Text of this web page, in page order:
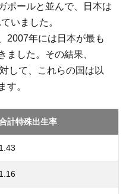
ポールと並んで、日本は
いました。
2007年には日本が最も
ました。その結果、
して、これらの国は以
す。
計特殊出生率
1.43
1.16